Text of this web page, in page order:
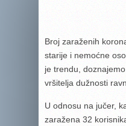
Broj zaraženih
starije i nemoćne
je trendu,
vršitelja dužnosti
U odnosu na jučer,
zaražena 32